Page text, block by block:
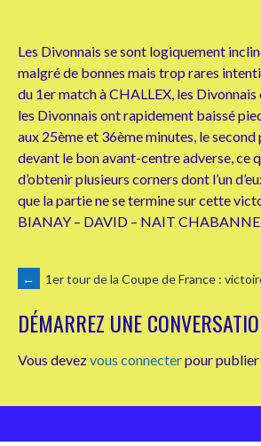
Les Divonnais se sont logiquement
malgré de bonnes mais trop rares
du 1er match à CHALLEX, les
les Divonnais ont rapidement baissé
aux 25ème et 36ème minutes, le
devant le bon avant-centre adverse, ce
d’obtenir plusieurs corners dont l’un
que la partie ne se termine sur cette
BIANAY – DAVID – NAIT
NAVIGATION
DES
← 1er tour de la Coupe de France :
DÉMARREZ UNE
Vous devezvous connecterpour